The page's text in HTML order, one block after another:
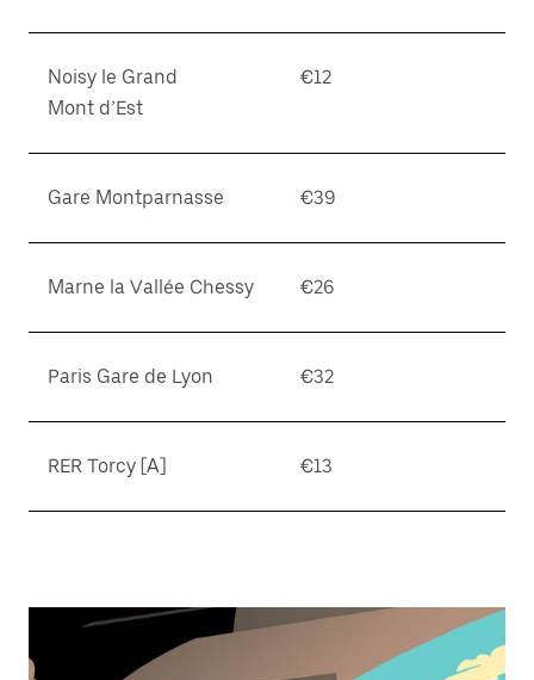
Noisy le Grand
Mont d’Est
€12
Gare Montparnasse €39
Marne la Vallée Chessy €26
Paris Gare de Lyon €32
RER Torcy [A] €13